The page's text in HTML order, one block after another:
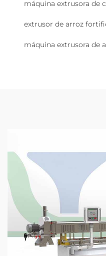
máquina extrusora de
extrusor de arroz
máquina extrusora de